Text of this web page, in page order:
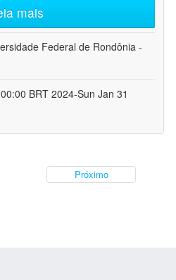
mais
Federal de Rondônia -
BRT 2024-Sun Jan 31
Próximo